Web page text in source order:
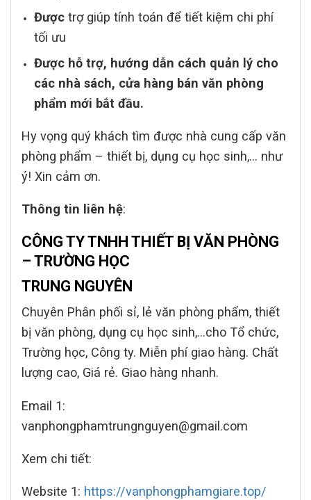
Đượctrợ giúp tính toán để tiết kiệm chi phí
tối ưu
Được hỗ trợ, hướng dẫn cách quản lý cho
các nhà sách, cửa hàng bán văn phòng
phẩm mới bắt đầu.
Hy vọng quý khách tìm được nhà cung cấp văn
phòng phẩm – thiết bị, dụng cụ học sinh,… như
ý! Xin cảm ơn.
Thông tin liên hệ:
CÔNG TY TNHH THIẾT BỊ VĂN PHÒNG
– TRƯỜNG HỌC
TRUNG NGUYÊN
Chuyên Phân phối sỉ, lẻ văn phòng phẩm, thiết
bị văn phòng, dụng cụ học sinh,…cho Tổ chức,
Trường học, Công ty. Miễn phí giao hàng. Chất
lượng cao, Giá rẻ. Giao hàng nhanh.
Email 1:
vanphongphamtrungnguyen@gmail.com
Xem chi tiết:
Website 1: https://vanphongphamgiare.top/